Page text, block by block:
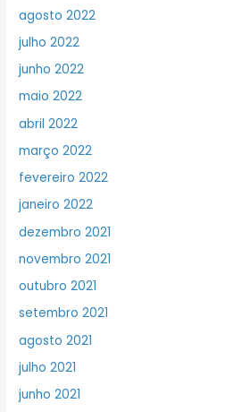
agosto 2022
julho 2022
junho 2022
maio 2022
abril 2022
março 2022
fevereiro 2022
janeiro 2022
dezembro 2021
novembro 2021
outubro 2021
setembro 2021
agosto 2021
julho 2021
junho 2021